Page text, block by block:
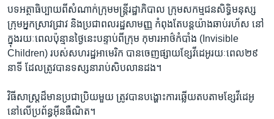
បទ​អត្ថាធិប្បាយ​ពីសំណាក់ក្រុម​មន្រ្តី​រដ្ឋាភិបាល ក្រុម​សកម្មជន​សិទ្ធិមនុស្ស
ក្រុម​អ្នក​ស្រាវជ្រាវ​ និង​ប្រជាពលរដ្ឋ​សាមញ្ញ កំពុងតែ​បន្ត​យ៉ាង​ឆាប់​រហ័ស ​នៅ
ក្នុង​រយៈពេលប៉ុន្មាន​ថ្ងៃ​នេះបន្ទាប់ពីក្រុម​ ​កុមារអាថ៌កំបាំង (Invisible
Children) របស់​សហរដ្ឋ​អាមេរិក បាន​ចេញផ្សាយខ្សែវីដេអូ​រយៈពេល​២៩​
នាទី ដែល​ត្រូវបានទស្សនារាប់​សិបលាន​ដង។
វិធីសាស្រ្ត​ដ៏មាន​ប្រជាប្រិយ​មួយ ត្រូវបាន​បង្ហោះ​ការឆ្លើយតបតាម​ខ្សែ​វីដេអូ​
នៅ​លើប្រព័ន្ធ​អ៊ីនធឺណិត។